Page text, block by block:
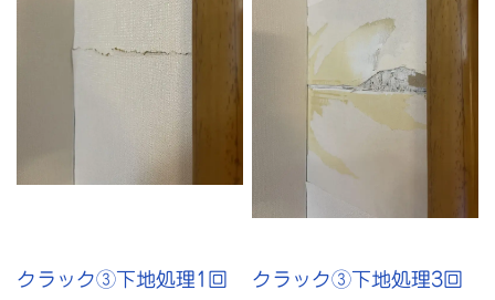
クラック③下地処理1回
クラック③下地処理3回